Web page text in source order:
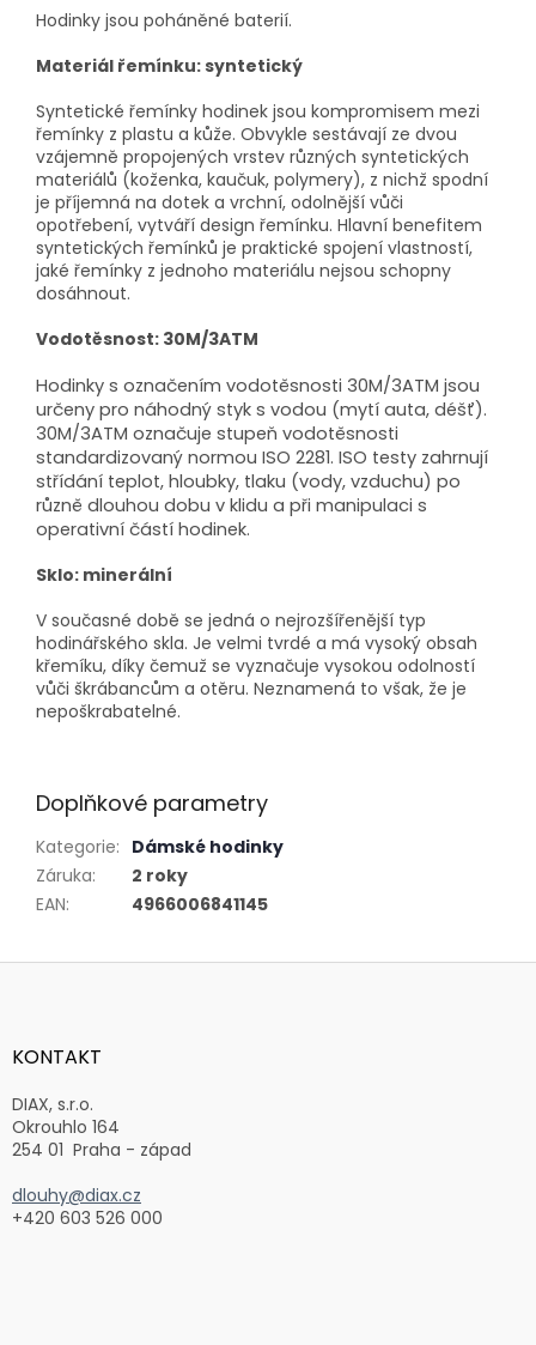
Hodinky jsou poháněné baterií.
Materiál řemínku: syntetický
Syntetické řemínky hodinek jsou kompromisem mezi
řemínky z plastu a kůže. Obvykle sestávají ze dvou
vzájemně propojených vrstev různých syntetických
materiálů (koženka, kaučuk, polymery), z nichž spodní
je příjemná na dotek a vrchní, odolnější vůči
opotřebení, vytváří design řemínku. Hlavní benefitem
syntetických řemínků je praktické spojení vlastností,
jaké řemínky z jednoho materiálu nejsou schopny
dosáhnout.
Vodotěsnost: 30M/3ATM
Hodinky s označením vodotěsnosti 30M/3ATM jsou
určeny pro náhodný styk s vodou (mytí auta, déšť).
30M/3ATM označuje stupeň vodotěsnosti
standardizovaný normou ISO 2281. ISO testy zahrnují
střídání teplot, hloubky, tlaku (vody, vzduchu) po
různě dlouhou dobu v klidu a při manipulaci s
operativní částí hodinek.
Sklo: minerální
V současné době se jedná o nejrozšířenější typ
hodinářského skla. Je velmi tvrdé a má vysoký obsah
křemíku, díky čemuž se vyznačuje vysokou odolností
vůči škrábancům a otěru. Neznamená to však, že je
nepoškrabatelné.
Doplňkové parametry
Kategorie: Dámské hodinky
Záruka:
2 roky
EAN: 4966006841145
Z
aKONTAKT
DIAX, s.r.o.
Okrouhlo 164
254 01 Praha - západ
dlouhy@diax.cz
+420 603 526 000